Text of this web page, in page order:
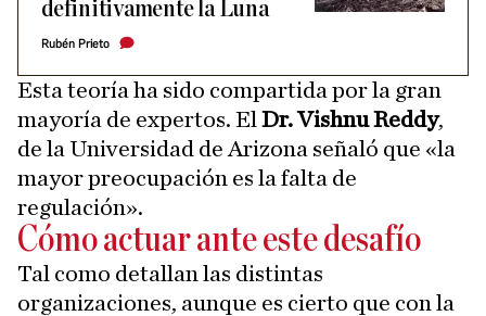
definitivamente la Luna
Rubén Prieto
Esta teoría ha sido compartida por la gran
mayoría de expertos. El Dr. Vishnu Reddy,
de la Universidad de Arizona señaló que «la
mayor preocupación es la falta de
regulación».
Cómo actuar ante este desafío
Tal como detallan las distintas
organizaciones, aunque es cierto que con la